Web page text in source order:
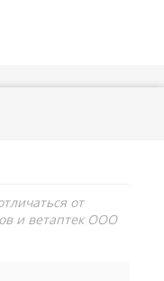
от
и ветаптек ООО